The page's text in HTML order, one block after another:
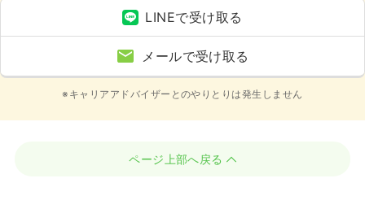
LINEで受け取る
メールで受け取る
※キャリアアドバイザーとのやりとりは発生しません
ページ上部へ戻る